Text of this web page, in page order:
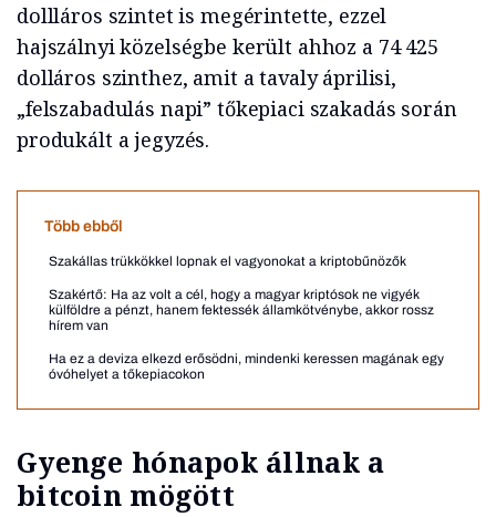
dollláros szintet is megérintette, ezzel
hajszálnyi közelségbe került ahhoz a 74 425
dolláros szinthez, amit a tavaly áprilisi,
„felszabadulás napi” tőkepiaci szakadás során
produkált a jegyzés.
Több ebből
Szakállas trükkökkel lopnak el vagyonokat a kriptobűnözők
Szakértő: Ha az volt a cél, hogy a magyar kriptósok ne vigyék
külföldre a pénzt, hanem fektessék államkötvénybe, akkor rossz
hírem van
Ha ez a deviza elkezd erősödni, mindenki keressen magának egy
óvóhelyet a tőkepiacokon
Gyenge hónapok állnak a
bitcoin mögött